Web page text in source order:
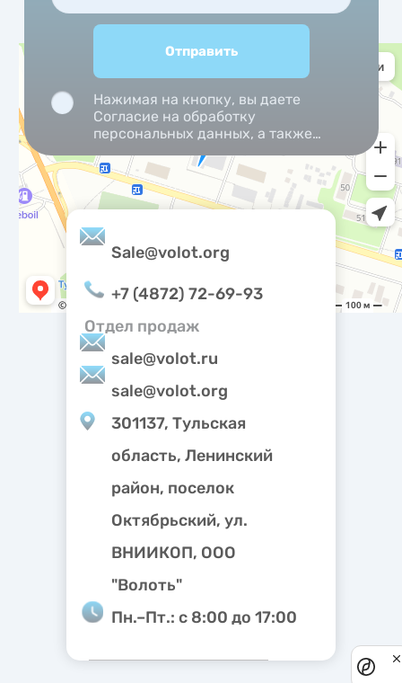
Нажимая на кнопку, вы даете
Согласие на обработку
персональных данных, а также
персональных данных
метрическими программами.
Sale@volot.org
+7 (4872) 72-69-93
Отдел продаж
sale@volot.ru
sale@volot.org
301137, Тульская
область, Ленинский
район, поселок
Октябрьский, ул.
ВНИИКОП, ООО
"Волоть"
Пн.–Пт.: с 8:00 до 17:00